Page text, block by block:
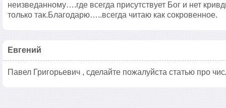
неизведанному….где всегда присутствует Бог и нет
только так.Благодарю…..всегда читаю как сокровенное.
Евгений
Павел Григорьевич , сделайте пожалуйста статью про